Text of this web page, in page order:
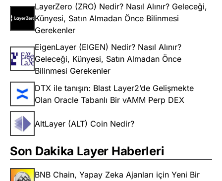
LayerZero (ZRO) Nedir? Nasıl Alınır? Geleceği,
Künyesi, Satın Almadan Önce Bilinmesi
Gerekenler
EigenLayer (EIGEN) Nedir? Nasıl Alınır?
Geleceği, Künyesi, Satın Almadan Önce
Bilinmesi Gerekenler
DTX ile tanışın: Blast Layer2’de Gelişmekte
Olan Oracle Tabanlı Bir vAMM Perp DEX
AltLayer (ALT) Coin Nedir?
Son Dakika Layer Haberleri
BNB Chain, Yapay Zeka Ajanları için Yeni Bir